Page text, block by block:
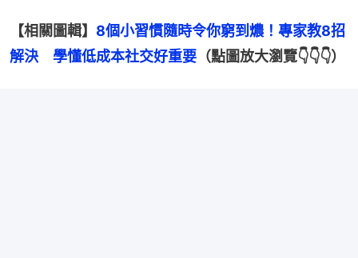
【相關圖輯】 8個小習慣隨時令你窮到燶！專家教8招
解決　學懂低成本社交好重要 （點圖放大瀏覽👇👇👇）